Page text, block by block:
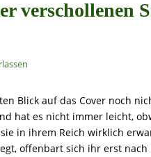
verschollenen
Blick auf das Cover noch
hat es nicht immer leicht,
in ihrem Reich wirklich
offenbart sich ihr erst